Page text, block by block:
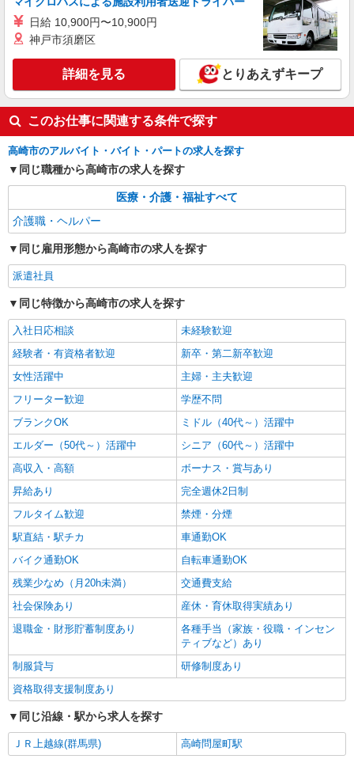
キープ 詳細を見る
株式会社kotrio /●TK-H-1953391
高崎問屋町駅｜小さなグループホームで家事や
生活のサポート！
時給1500円〜2125円 ＜日払い有/週払い有/交
通費全支給(ガソリン代含む)＞
最寄り駅：高崎問屋町
詳細を見る
日給 10,900円〜10,900円
神戸市須磨区
詳細を見る とりあえずキープ
このお仕事に関連する条件で探す
高崎市のアルバイト・バイト・パートの求人を探す
同じ職種から高崎市の求人を探す
医療・介護・福祉すべて
介護職・ヘルパー
同じ雇用形態から高崎市の求人を探す
派遣社員
同じ特徴から高崎市の求人を探す
入社日応相談
未経験歓迎
経験者・有資格者歓迎
新卒・第二新卒歓迎
女性活躍中
主婦・主夫歓迎
フリーター歓迎
学歴不問
ブランクOK
ミドル（40代～）活躍中
エルダー（50代～）活躍中
シニア（60代～）活躍中
高収入・高額
ボーナス・賞与あり
昇給あり
完全週休2日制
フルタイム歓迎
禁煙・分煙
駅直結・駅チカ
車通勤OK
バイク通勤OK
自転車通勤OK
残業少なめ（月20h未満）
交通費支給
社会保険あり
産休・育休取得実績あり
退職金・財形貯蓄制度あり
各種手当（家族・役職・インセン
ティブなど）あり
制服貸与
研修制度あり
資格取得支援制度あり
同じ沿線・駅から求人を探す
ＪＲ上越線(群馬県) 高崎問屋町駅